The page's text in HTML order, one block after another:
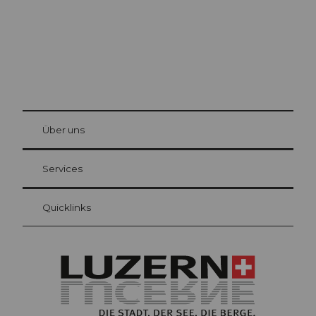
Gästekarte Luzern
Ihre Vorteile als Übernachtungsgast
at Bre
Über uns
Services
Quicklinks